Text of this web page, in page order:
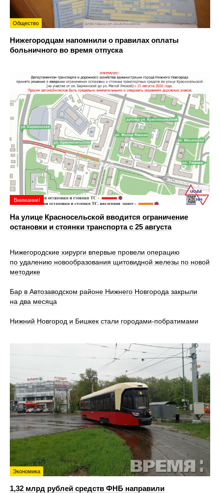
Общество
Нижегородцам напомнили о правилах оплаты
больничного во время отпуска
Внимание!
На улице Красносельской вводится ограничение
остановки и стоянки транспорта с 25 августа
Нижегородские хирурги впервые провели операцию
по удалению новообразования щитовидной железы по новой
методике
Бар в Автозаводском районе Нижнего Новгорода закрыли
на два месяца
Нижний Новгород и Бишкек стали городами-побратимами
Экономика
1,32 млрд рублей средств ФНБ направили